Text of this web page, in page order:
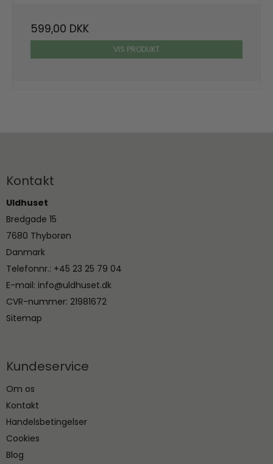
599,00 DKK
VIS PRODUKT
Kontakt
Uldhuset
Bredgade 15
7680 Thyborøn
Danmark
Telefonnr.: +45 23 25 79 04
E-mail: info@uldhuset.dk
CVR-nummer: 21981672
Sitemap
Kundeservice
Om os
Kontakt
Handelsbetingelser
Cookies
Blog